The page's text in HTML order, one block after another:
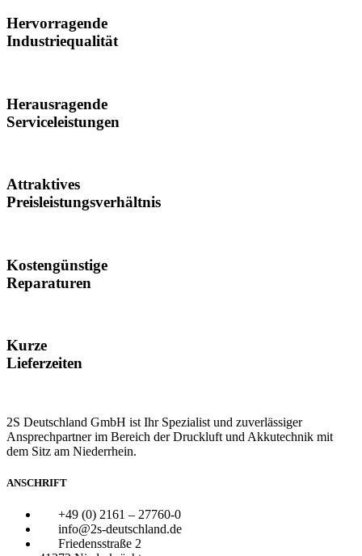
Hervorragende
Industriequalität
Herausragende
Serviceleistungen
Attraktives
Preisleistungsverhältnis
Kostengünstige
Reparaturen
Kurze
Lieferzeiten
2S Deutschland GmbH ist Ihr Spezialist und zuverlässiger
Ansprechpartner im Bereich der Druckluft und Akkutechnik mit
dem Sitz am Niederrhein.
ANSCHRIFT
+49 (0) 2161 – 27760-0
info@2s-deutschland.de
Friedensstraße 2